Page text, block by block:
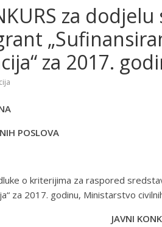
za
za 2017.
POSLOVA
o kriterijima za raspored
za 2017. godinu, Ministarstvo
JAVNI